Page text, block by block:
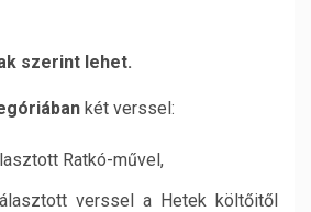
szerint lehet.
két verssel:
Ratkó-művel,
verssel a Hetek költőitől